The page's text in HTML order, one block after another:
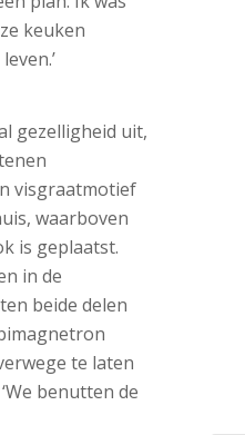
keuken
gezelligheid uit,
visgraatmotief
waarboven
is geplaatst.
in de
beide delen
te laten
benutten de